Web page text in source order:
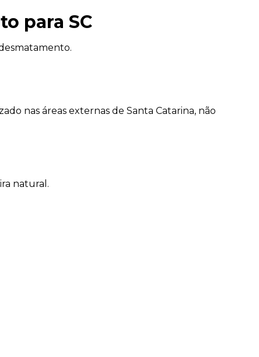
para SC
nas áreas externas de Santa Catarina, não
natural.